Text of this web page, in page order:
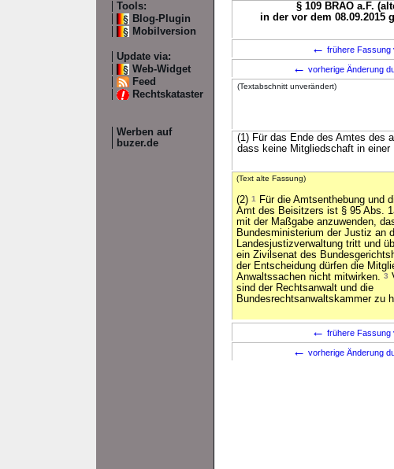
Tools:
Blog-Plugin
Mobilversion
Update via:
Web-Widget
Feed
Rechtskataster
Werben auf
buzer.de
§ 109 BRAO a.F.
in der vor dem 08.09.2015
← frühere Fassung
← vorherige Änderung
(Textabschnitt unverändert)
(1) Für das Ende des Amtes des
dass keine Mitgliedschaft in
(Text alte Fassung)
(2) 1
Für die Amtsenthebung und
Amt des Beisitzers ist § 95 Abs.
mit der Maßgabe anzuwenden,
Bundesministerium der Justiz an
Landesjustizverwaltung tritt und
ein Zivilsenat des
der Entscheidung dürfen die
Anwaltssachen nicht mitwirken. 3
sind der Rechtsanwalt und die
Bundesrechtsanwaltskammer zu
← frühere Fassung
← vorherige Änderung